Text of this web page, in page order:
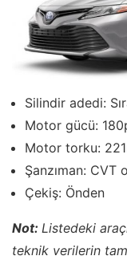
Silindir adedi:
Motor gücü:
Motor torku:
Şanzıman: CVT
Çekiş: Önden
Not: Listedeki
teknik verilerin